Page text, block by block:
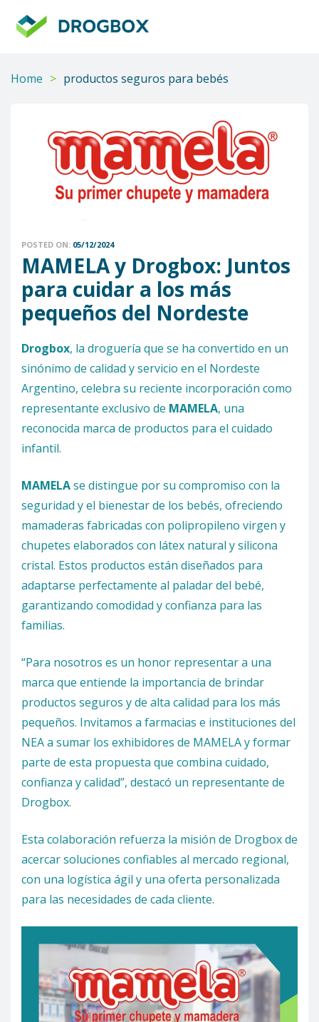
Home > productos seguros para bebés
POSTED ON: 05/12/2024
MAMELA y Drogbox: Juntos
para cuidar a los más
pequeños del Nordeste
Drogbox, la droguería que se ha convertido en un
sinónimo de calidad y servicio en el Nordeste
Argentino, celebra su reciente incorporación como
representante exclusivo de MAMELA, una
reconocida marca de productos para el cuidado
infantil.
MAMELAse distingue por su compromiso con la
seguridad y el bienestar de los bebés, ofreciendo
mamaderas fabricadas con polipropileno virgen y
chupetes elaborados con látex natural y silicona
cristal. Estos productos están diseñados para
adaptarse perfectamente al paladar del bebé,
garantizando comodidad y confianza para las
familias.
“Para nosotros es un honor representar a una
marca que entiende la importancia de brindar
productos seguros y de alta calidad para los más
pequeños. Invitamos a farmacias e instituciones del
NEA a sumar los exhibidores de MAMELA y formar
parte de esta propuesta que combina cuidado,
confianza y calidad”, destacó un representante de
Drogbox.
Esta colaboración refuerza la misión de Drogbox de
acercar soluciones confiables al mercado regional,
con una logística ágil y una oferta personalizada
para las necesidades de cada cliente.